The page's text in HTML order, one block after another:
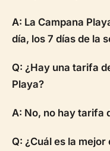
A: La Campana
día, los 7 días de la
Q: ¿Hay una tarifa
Playa?
A: No, no hay tarifa
Q: ¿Cuál es la